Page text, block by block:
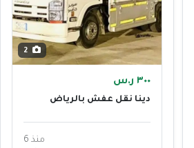
2
٣٠٠ ر.س
دينا نقل عفش بالرياض
منذ 6